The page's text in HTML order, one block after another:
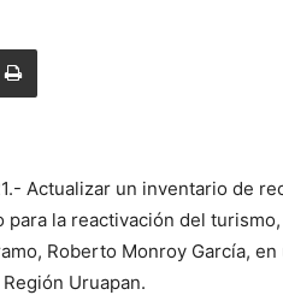
Actualizar un inventario de
la reactivación del
Roberto Monroy García,
Uruapan.